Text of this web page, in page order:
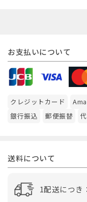
お支払いについて
クレジットカード
銀行振込
郵便振替
送料について
1配送につき